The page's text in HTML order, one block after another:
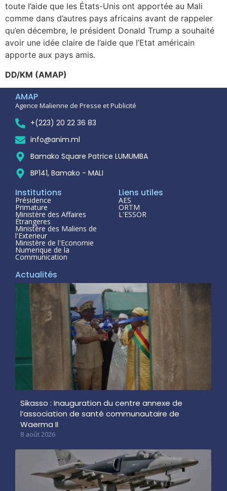
toute l’aide que les États-Unis ont apportée au Mali
comme dans d’autres pays africains avant de rappeler
qu’en décembre, le président Donald Trump a souhaité
avoir une idée claire de l’aide que l’Etat américain
apporte aux pays amis.
DD/KM (AMAP)
AMAP
Agence Malienne de Presse et Publicité
+(223) 20 22 36 83
info@anim.ml
Bamako Square Patrice LUMUMBA
BP141, Bamako - MALI
Institutions
Présidence
Primature
Ministère des Affaires
Étrangeres
Ministère des Maliens de
l'Exterieur
Ministère de l'Economie
Numerique de la
Communication
Liens utiles
AES
ORTM
L'ESSOR
Actualités
Sikasso : Inauguration du centre annexe de
l’association de santé communautaire de
Waerma II
8 août 2026